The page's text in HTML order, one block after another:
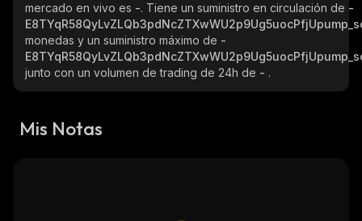
mercado en vivo es -. Tiene un suministro en circulación de -
monedas y un suministro máximo de -
junto con un volumen de trading de 24h de - .
Mis Notas